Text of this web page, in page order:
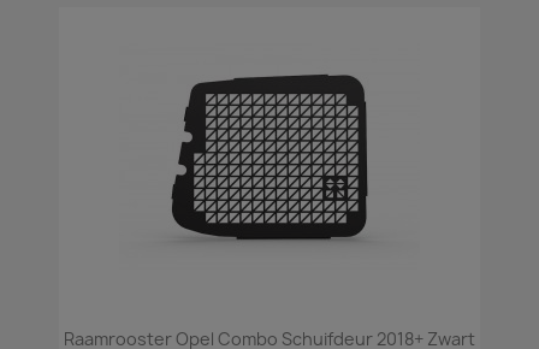
Raamrooster Opel Combo Schuifdeur 2018+ Zwart